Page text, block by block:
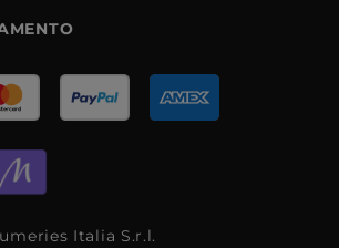
Italia S.r.l.